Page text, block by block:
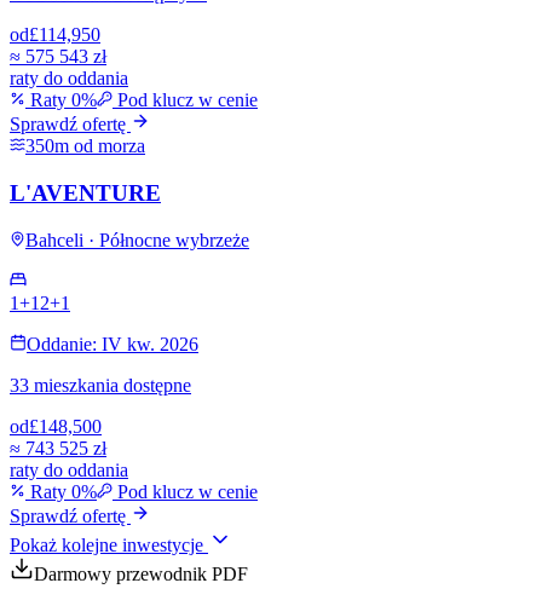
od£114,950
≈ 575 543 zł
raty do oddania
Raty 0%
Pod klucz w cenie
Sprawdź ofertę
350m od morza
L'AVENTURE
Bahceli · Północne wybrzeże
1+1 2+1
Oddanie: IV kw. 2026
33 mieszkania dostępne
od£148,500
≈ 743 525 zł
raty do oddania
Raty 0%
Pod klucz w cenie
Sprawdź ofertę
Pokaż kolejne inwestycje
Darmowy przewodnik PDF